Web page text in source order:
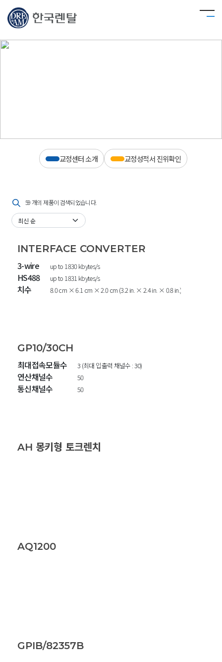
교정센터 소개 교정성적서 진위확인
59 개의 제품이 검색되었습니다.
INTERFACE CONVERTER
3-wire
up to 1830 kbytes/s
HS488 up to 1831 kbytes/s
치수 8.0 cm × 6.1 cm × 2.0 cm (3.2 in. × 2.4 in. × 0.8 in.)
GP10/30CH
최대접속모듈수
3 (최대 입출력 채널수 : 30)
연산채널수 50
통신채널수 50
AH 몽키형 토크렌치
AQ1200
GPIB/82357B